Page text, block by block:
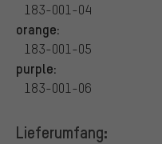
183-001-04
orange:
183-001-05
purple:
183-001-06
Lieferumfang: